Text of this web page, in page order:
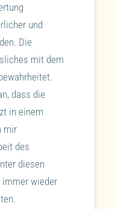
und
Die
mit dem
dass die
in einem
mir
des
diesen
immer wieder